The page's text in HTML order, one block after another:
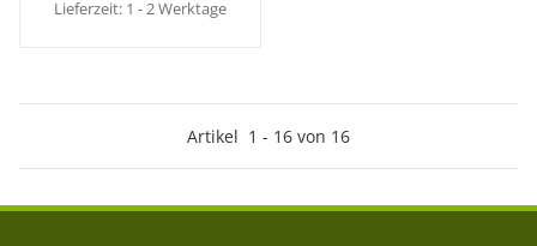
Lieferzeit: 1 - 2 Werktage
Artikel 1 - 16 von 16